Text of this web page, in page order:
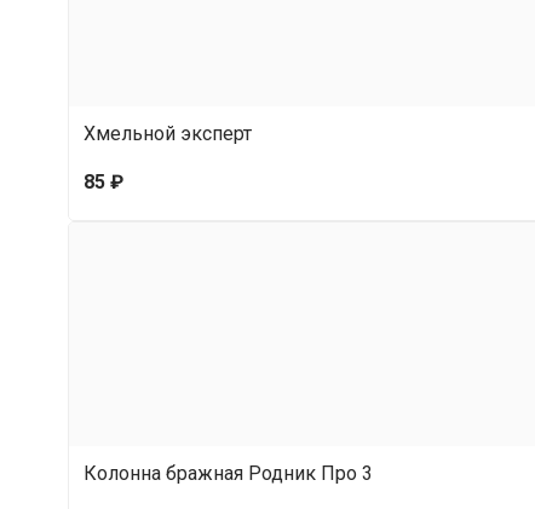
Хмельной эксперт
85 ₽
Колонна бражная Родник Про 3